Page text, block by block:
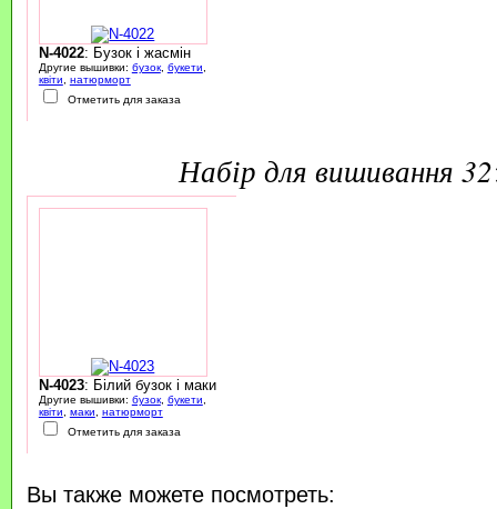
N-4022: Бузок і жасмін
Другие вышивки: бузок, букети,
квіти, натюрморт
Отметить для заказа
набір для вишивання
N-4023: Білий бузок і маки
Другие вышивки: бузок, букети
квіти
маки
натюрморт
Отметить для заказа
Вы также можете посмотреть: